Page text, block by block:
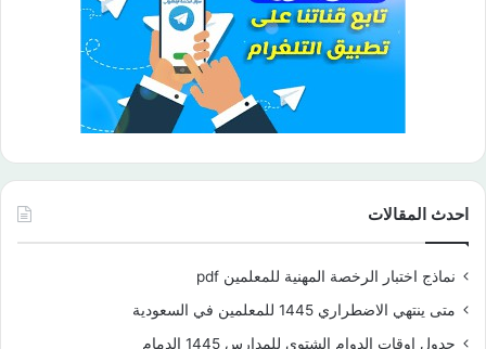
احدث المقالات
نماذج اختبار الرخصة المهنية للمعلمين pdf
متى ينتهي الاضطراري 1445 للمعلمين في السعودية
جدول اوقات الدوام الشتوي للمدارس 1445 الدمام